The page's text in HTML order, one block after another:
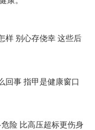
样 别心存侥幸 这些后
回事 指甲是健康窗口
险 比高压超标更伤身